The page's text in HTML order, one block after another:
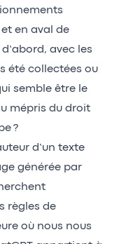
en aval de
avec les
été collectées ou
semble être le
mépris du droit
?
d’un texte
générée par
règles de
où nous nous